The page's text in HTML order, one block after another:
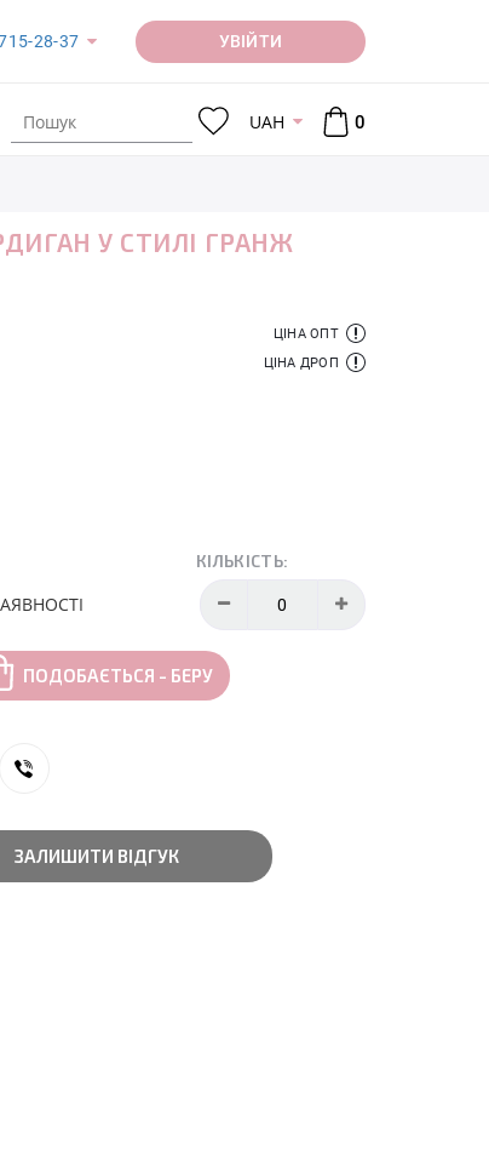
28-37 УВІЙТИ
UAH 0
У СТИЛІ ГРАНЖ
ЦІНА ОПТ
ЦІНА ДРОП
КІЛЬКІСТЬ:
ПОДОБАЄТЬСЯ - БЕРУ
ЗАЛИШИТИ ВІДГУК